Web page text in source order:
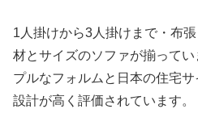
1人掛けから3人掛けまで・布
材とサイズのソファが揃って
プルなフォルムと日本の住宅
設計が高く評価されています。